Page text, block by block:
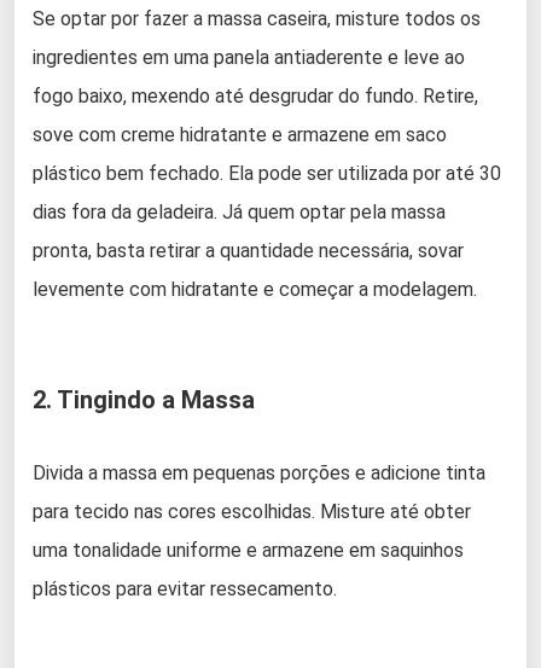
Se optar por fazer a massa caseira, misture todos os
ingredientes em uma panela antiaderente e leve ao
fogo baixo, mexendo até desgrudar do fundo. Retire,
sove com creme hidratante e armazene em saco
plástico bem fechado. Ela pode ser utilizada por até 30
dias fora da geladeira. Já quem optar pela massa
pronta, basta retirar a quantidade necessária, sovar
levemente com hidratante e começar a modelagem.
2. Tingindo a Massa
Divida a massa em pequenas porções e adicione tinta
para tecido nas cores escolhidas. Misture até obter
uma tonalidade uniforme e armazene em saquinhos
plásticos para evitar ressecamento.